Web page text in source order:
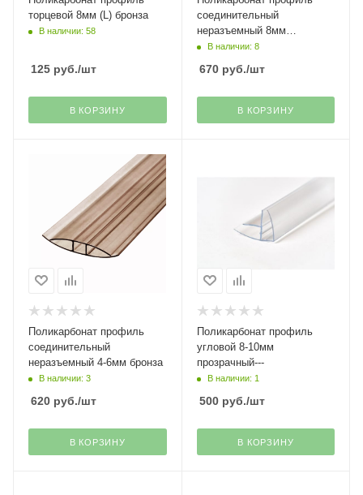
торцевой 8мм (L) бронза
В наличии: 58
125 руб./шт
В КОРЗИНУ
соединительный
неразъемный 8мм
прозрачный
В наличии: 8
670руб./шт
В КОРЗИНУ
Поликарбонат профиль
соединительный
неразъемный 4-6мм бронза
В наличии: 3
620 руб./шт
В КОРЗИНУ
Поликарбонат профиль
угловой 8-10мм
прозрачный---
В наличии: 1
500руб./шт
В КОРЗИНУ